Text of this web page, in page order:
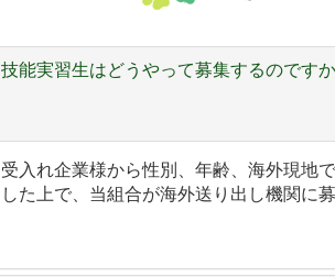
技能実習生はどうやって募集するのですか
受入れ企業様から性別、年齢、海外現地
した上で、当組合が海外送り出し機関に